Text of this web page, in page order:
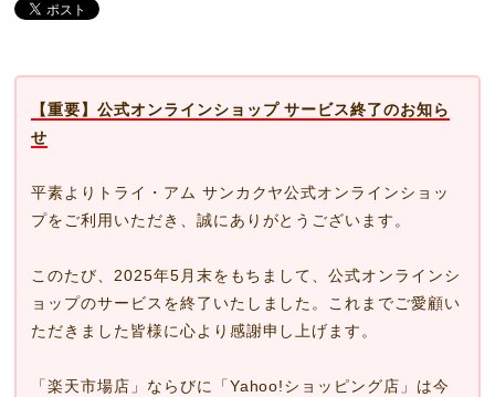
【重要】公式オンラインショップ サービス終了のお知ら
せ
平素よりトライ・アム サンカクヤ公式オンラインショッ
プをご利用いただき、誠にありがとうございます。
このたび、2025年5月末をもちまして、公式オンラインシ
ョップのサービスを終了いたしました。これまでご愛顧い
ただきました皆様に心より感謝申し上げます。
「楽天市場店」ならびに「Yahoo!ショッピング店」は今